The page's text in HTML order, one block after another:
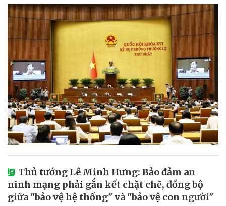
Thủ tướng Lê Minh Hưng: Bảo đảm an
ninh mạng phải gắn kết chặt chẽ, đồng bộ
giữa "bảo vệ hệ thống" và "bảo vệ con người"